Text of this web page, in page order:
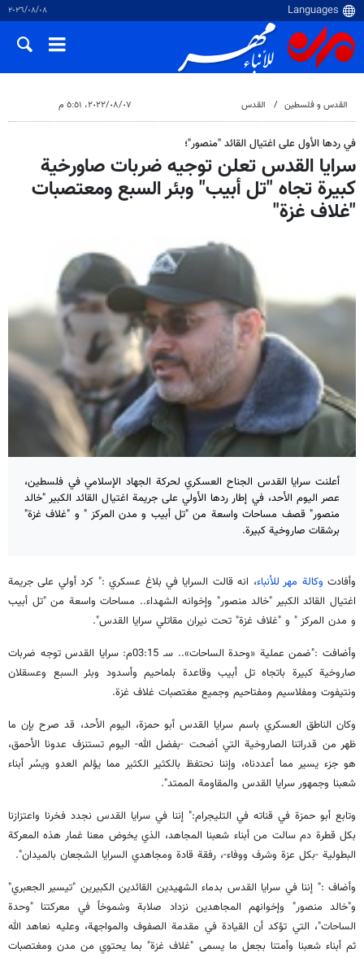
٠٨‏/٠٨‏/٢٠٢٦
القدس و فلسطین القدس ٠٧‏/٠٨‏/٢٠٢٢، ٥:٥١ م
في ردها الأول على اغتيال القائد "منصور"؛
سرايا القدس تعلن توجيه ضربات صاورخية
كبيرة تجاه "تل أبيب" وبئر السبع ومعتصبات
"غلاف غزة"
أعلنت سرايا القدس الجناح العسكري لحركة الجهاد الإسلامي في فلسطين،
عصر اليوم الأحد، في إطار ردها الأولي على جريمة اغتيال القائد الكبير "خالد
منصور" قصف مساحات واسعة من "تل أبيب و مدن المركز " و "غلاف غزة"
برشقات صاروخية كبيرة.
وأفادت وكالة مهر للأنباء، انه قالت السرايا في بلاغ عسكري :" كرد أولي على جريمة
اغتيال القائد الكبير "خالد منصور" وإخوانه الشهداء.. مساحات واسعة من "تل أبيب
و مدن المركز " و "غلاف غزة" تحت نيران مقاتلي سرايا القدس".
وأضافت :"ضمن عملية «وحدة الساحات».. سـ 03:15م: سرايا القدس توجه ضربات
صاروخية كبيرة باتجاه تل أبيب وقاعدة بلماحيم وأسدود وبئر السبع وعسقلان
ونتيفوت ومفلاسيم ومفتاحيم وجميع مغتصبات غلاف غزة.
وكان الناطق العسكري باسم سرايا القدس أبو حمزة، اليوم الأحد، قد صرح بإن ما
ظهر من قدراتنا الصاروخية التي أضحت -بفضل الله- اليوم تستنزف عدونا الأحمق،
هو جزء يسير مما أعددناه، وإننا نحتفظ بالكثير الكثير مما يؤلم العدو ويسُر أبناء
شعبنا وجمهور سرايا القدس والمقاومة الممتد".
وتابع أبو حمزة في قناته في التليجرام:" إننا في سرايا القدس نجدد فخرنا واعتزازنا
بكل قطرة دم سالت من أبناء شعبنا المجاهد، الذي يخوض معنا غمار هذه المعركة
البطولية -بكل عزة وشرف ووفاء-، رفقة قادة ومجاهدي السرايا الشجعان بالميدان".
وأضاف :" إننا في سرايا القدس بدماء الشهيدين القائدين الكبيرين "تيسير الجعبري"
و"خالد منصور" وإخوانهم المجاهدين نزداد صلابة وشموخاً في معركتنا "وحدة
الساحات"، التي تؤكد أن القيادة في مقدمة الصفوف والمواجهة، وعليه نعاهد الله
ثم أبناء شعبنا وأمتنا بجعل ما يسمى "غلاف غزة" بما يحتوي من مدن ومغتصبات